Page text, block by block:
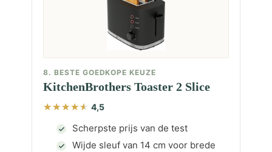
8. BESTE GOEDKOPE KEUZE
KitchenBrothers Toaster 2 Slice
4,5
Scherpste prijs van de test
Wijde sleuf van 14 cm voor brede